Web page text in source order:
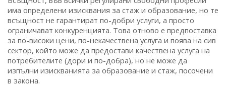
има определени изисквания за стаж и образование, но те
всъщност не гарантират по-добри услуги, а просто
ограничават конкуренцията. Това отново е предпоставка
за по-високи цени, по-некачествена услуга и поява на сив
сектор, който може да предостави качествена услуга на
потребителите (дори и по-добра), но не може да
изпълни изискванията за образование и стаж, посочени
в закона.